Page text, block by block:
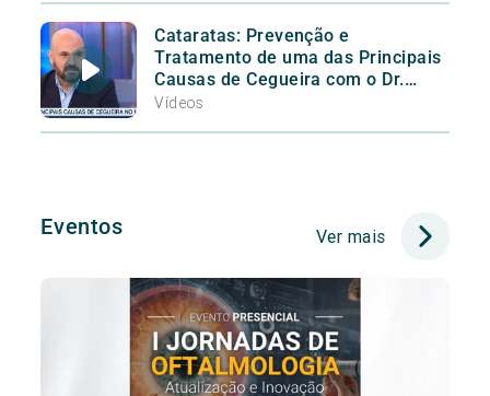
Cataratas: Prevenção e
Tratamento de uma das Principais
Causas de Cegueira com o Dr.
Silvestre Cruz
Vídeos
Eventos Ver mais